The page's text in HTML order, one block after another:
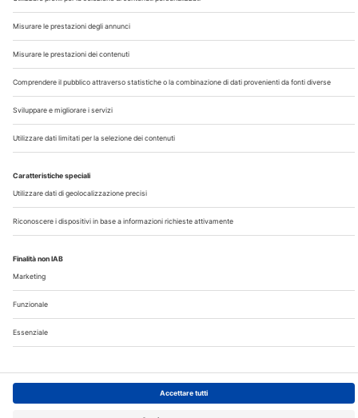
Chi Siamo
Contatti
Note Legali
Privacy
©2026 Edra S.p.a | www.edraspa.it | P.iva 08056040960
| Tel. 02/881841 | Sede legale: Viale Enrico Forlanini 21 -
Registrazione Tribunale di Milano n° 5578/2022 del
5/05/2022